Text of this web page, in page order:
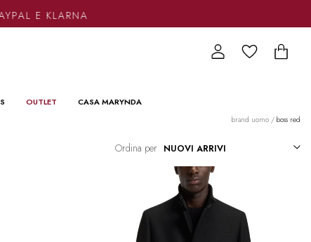
E KLARNA
OUTLET CASA MARYNDA
brand uomo / boss red
Ordina per